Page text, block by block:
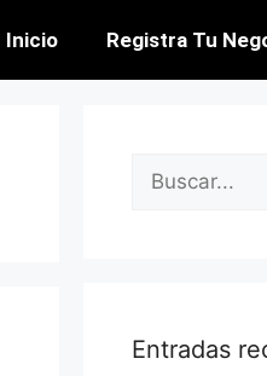
Inicio Registra Tu
Entradas